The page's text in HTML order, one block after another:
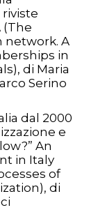
(The
network. A
in
di Maria
Serino
dal 2000
e
An
in Italy
of
di